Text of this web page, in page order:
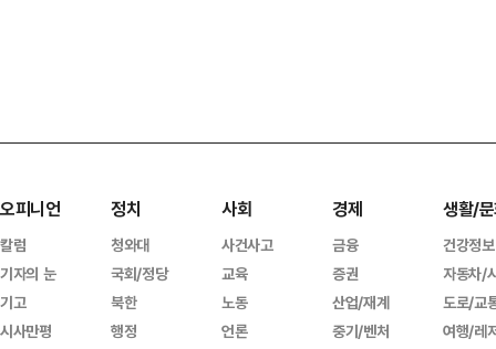
오피니언
칼럼
기자의 눈
기고
시사만평
정치
청와대
국회/정당
북한
행정
사회
사건사고
교육
노동
언론
경제
금융
증권
산업/재계
중기/벤처
생활/
건강정보
자동차/
도로/교
여행/레